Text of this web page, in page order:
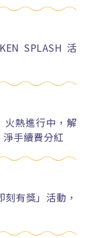
SPLASH 活
火熱進行中，解
手續費分紅
有獎」活動，